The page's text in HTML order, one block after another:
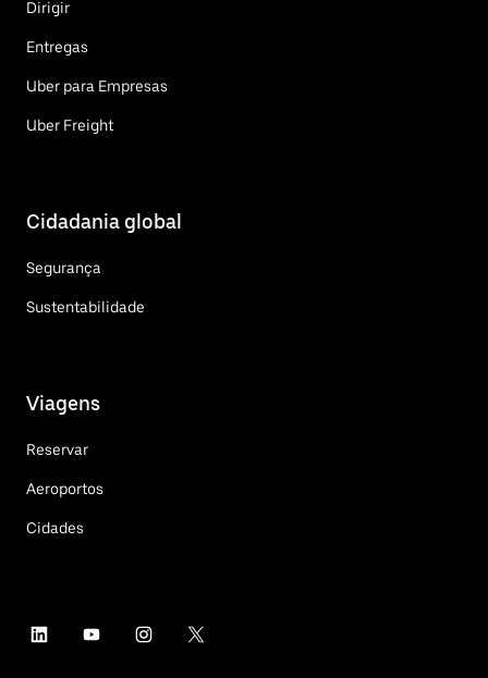
Dirigir
Entregas
Uber para Empresas
Uber Freight
Cidadania global
Segurança
Sustentabilidade
Viagens
Reservar
Aeroportos
Cidades